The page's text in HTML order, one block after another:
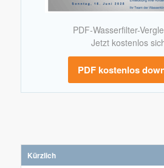
PDF-Wasserfilter-
Jetzt kostenlos
PDF kostenlos
Kürzlich